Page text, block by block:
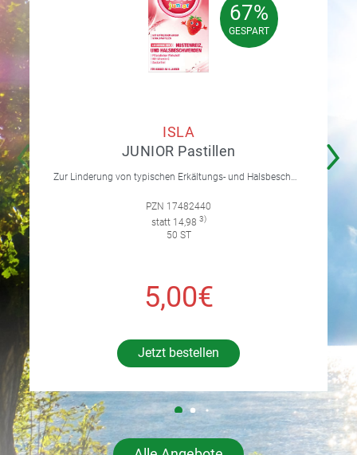
67%
GESPART
67%
GESPART
ISLA
JUNIOR Pastillen
Zur Linderung von typischen Erkältungs- und Halsbeschwerden wie Hustenreiz und Heiserkeit. Für Kinder ab 4 Jahren.
PZN 17482440
statt 14,98 3)
50 ST
5,00€
Jetzt bestellen